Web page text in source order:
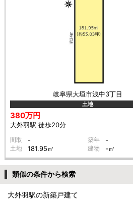
岐阜県大垣市浅中3丁目
土地
380万円
大外羽駅 徒歩20分
間取 - 築年 -
土地 181.95㎡ 建物 -㎡
類似の条件から検索
大外羽駅の新築戸建て